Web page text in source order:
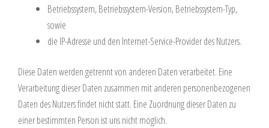
Betriebssystem, Betriebssystem-Version, Betriebssystem-Typ,
sowie
die IP-Adresse und den Internet-Service-Provider des Nutzers.
Diese Daten werden getrennt von anderen Daten verarbeitet. Eine
Verarbeitung dieser Daten zusammen mit anderen personenbezogenen
Daten des Nutzers findet nicht statt. Eine Zuordnung dieser Daten zu
einer bestimmten Person ist uns nicht möglich.